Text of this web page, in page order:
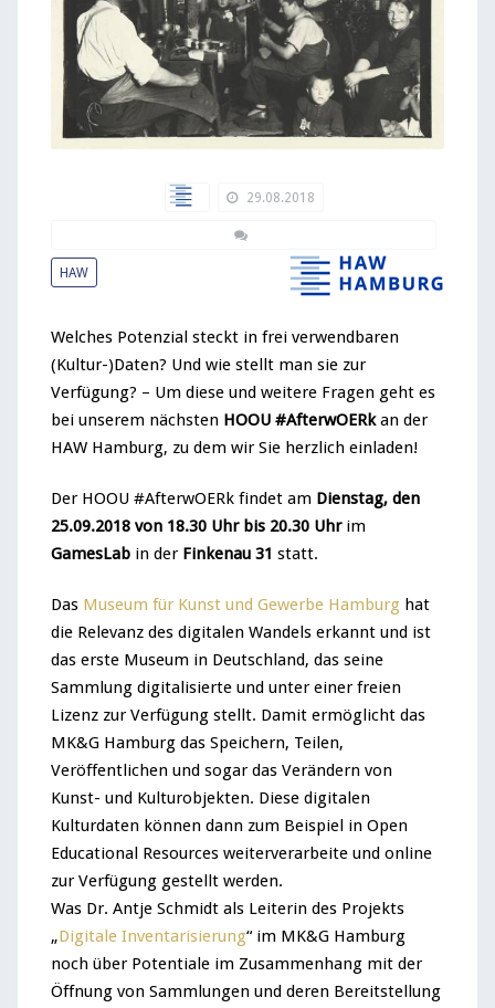
29.08.2018
Kommentare deaktiviert
für HOOU #AfterwOERk im September: Rohdiamanten für
HAW
Welches Potenzial steckt in frei verwendbaren
(Kultur-)Daten? Und wie stellt man sie zur
Verfügung? – Um diese und weitere Fragen geht es
bei unserem nächsten HOOU #AfterwOERkan der
HAW Hamburg, zu dem wir Sie herzlich einladen!
Der HOOU #AfterwOERk findet am Dienstag, den
25.09.2018 von 18.30 Uhr bis 20.30 Uhrim
GamesLab in derFinkenau 31 statt.
Das Museum für Kunst und Gewerbe Hamburg hat
die Relevanz des digitalen Wandels erkannt und ist
das erste Museum in Deutschland, das seine
Sammlung digitalisierte und unter einer freien
Lizenz zur Verfügung stellt. Damit ermöglicht das
MK&G Hamburg das Speichern, Teilen,
Veröffentlichen und sogar das Verändern von
Kunst- und Kulturobjekten. Diese digitalen
Kulturdaten können dann zum Beispiel in Open
Educational Resources weiterverarbeite und online
zur Verfügung gestellt werden.
Was Dr. Antje Schmidt als Leiterin des Projekts
„Digitale Inventarisierung“ im MK&G Hamburg
noch über Potentiale im Zusammenhang mit der
Öffnung von Sammlungen und deren Bereitstellung